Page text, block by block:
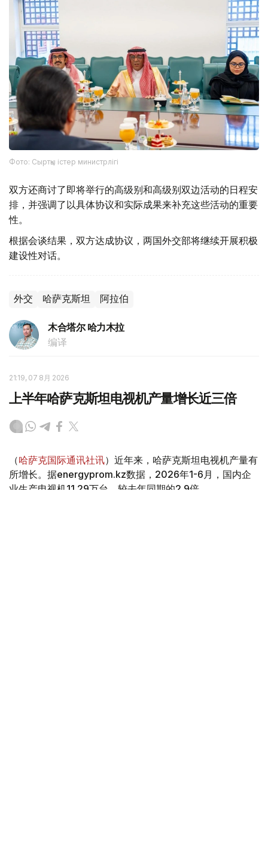
Фото: Сыртқы істер министрлігі
双方还商讨了即将举行的高级别和高级别双边活动的日程安
排，并强调了以具体协议和实际成果来补充这些活动的重要
性。
根据会谈结果，双方达成协议，两国外交部将继续开展积极
建设性对话。
外交 哈萨克斯坦 阿拉伯
木合塔尔 哈力木拉
编译
21:19, 07 8月 2026
上半年哈萨克斯坦电视机产量增长近三倍
（哈萨克国际通讯社讯）近年来，哈萨克斯坦电视机产量有
所增长。据energyprom.kz数据，2026年1-6月，国内企
业生产电视机11.29万台，较去年同期的2.9倍。